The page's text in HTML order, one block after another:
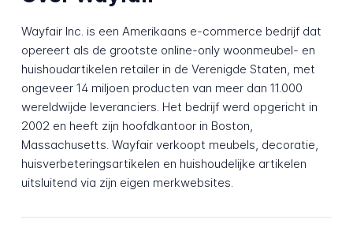
Wayfair Inc. is een Amerikaans e-commerce bedrijf dat
opereert als de grootste online-only woonmeubel- en
huishoudartikelen retailer in de Verenigde Staten, met
ongeveer 14 miljoen producten van meer dan 11.000
wereldwijde leveranciers. Het bedrijf werd opgericht in
2002 en heeft zijn hoofdkantoor in Boston,
Massachusetts. Wayfair verkoopt meubels, decoratie,
huisverbeteringsartikelen en huishoudelijke artikelen
uitsluitend via zijn eigen merkwebsites.